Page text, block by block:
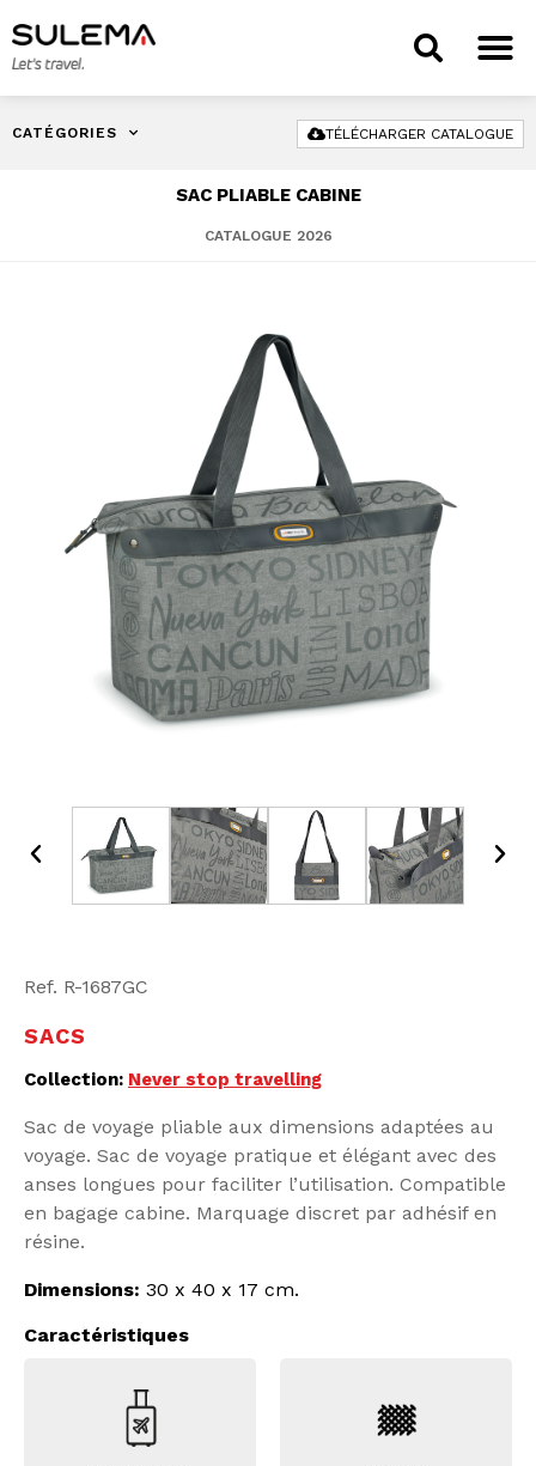
CATÉGORIES TÉLÉCHARGER CATALOGUE
SAC PLIABLE CABINE
CATALOGUE 2026
Ref. R-1687GC
SACS
Collection: Never stop travelling
Sac de voyage pliable aux dimensions adaptées au
voyage. Sac de voyage pratique et élégant avec des
anses longues pour faciliter l’utilisation. Compatible
en bagage cabine. Marquage discret par adhésif en
résine.
Dimensions: 30 x 40 x 17 cm.
Caractéristiques